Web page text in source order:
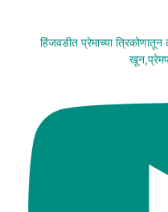
हिंजवडीत प्रेमाच्या